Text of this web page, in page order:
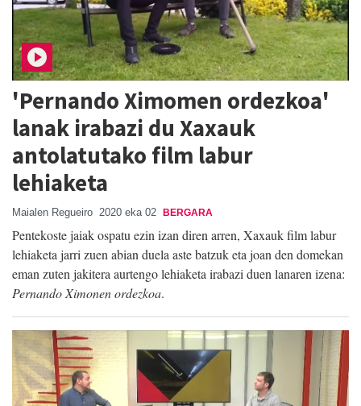
'Pernando Ximomen ordezkoa'
lanak irabazi du Xaxauk
antolatutako film labur
lehiaketa
Maialen Regueiro 2020 eka 02 BERGARA
Pentekoste jaiak ospatu ezin izan diren arren, Xaxauk film labur
lehiaketa jarri zuen abian duela aste batzuk eta joan den domekan
eman zuten jakitera aurtengo lehiaketa irabazi duen lanaren izena:
Pernando Ximonen ordezkoa.